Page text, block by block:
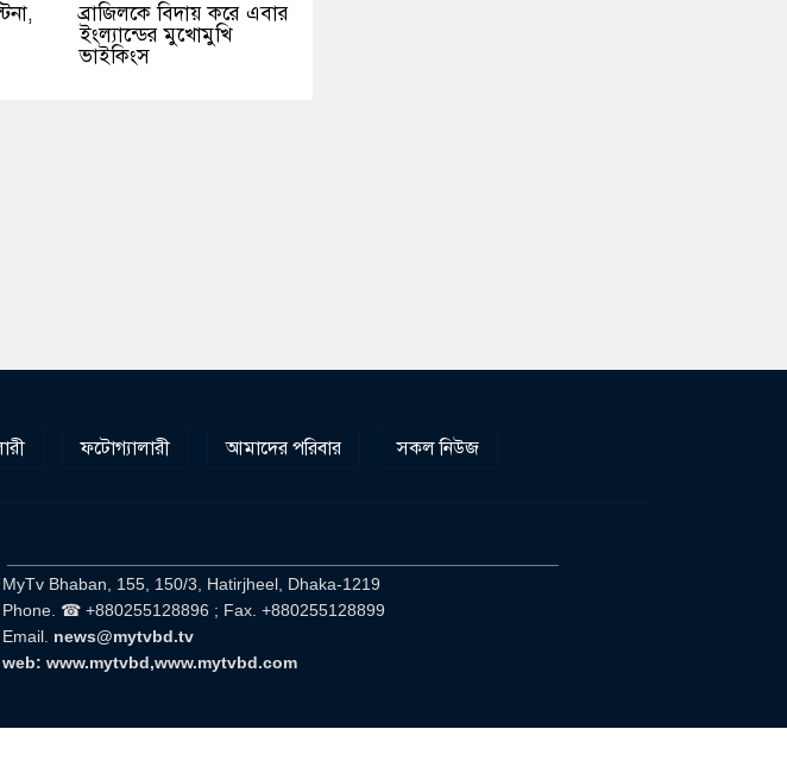
ব্রাজিলকে বিদায় করে এবার
ইংল্যান্ডের মুখোমুখি
ভাইকিংস
ফটোগ্যালারী আমাদের পরিবার সকল নিউজ
MyTv Bhaban, 155, 150/3, Hatirjheel, Dhaka-1219
Phone. ☎ +880255128896 ; Fax. +880255128899
Email. news@mytvbd.tv
web: www.mytvbd,www.mytvbd.com